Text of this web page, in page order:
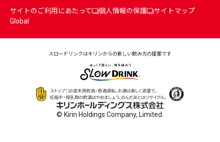
サイトのご利用にあたって 個人情報の保護
サイトマップ
Global
スロードリンクはキリンからの新しい飲み方の提案です
© Kirin Holdings Company, Limited.